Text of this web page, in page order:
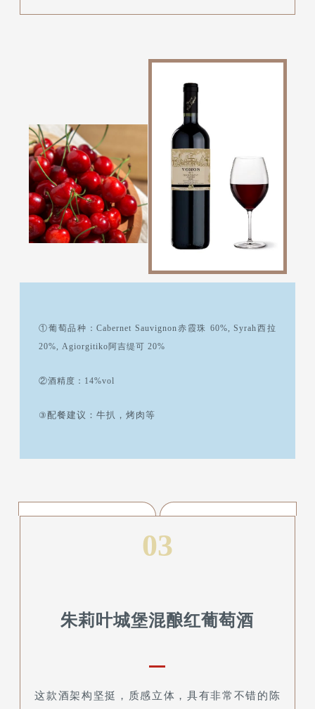
①葡萄品种：Cabernet Sauvignon赤霞珠 60%, Syrah西拉
20%, Agiorgitiko阿吉缇可 20%
②酒精度：14%vol
③配餐建议：牛扒，烤肉等
03
朱莉叶城堡混酿红葡萄酒
这款酒架构坚挺，质感立体，具有非常不错的陈